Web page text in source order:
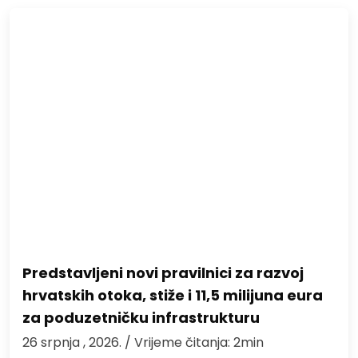
Predstavljeni novi pravilnici za razvoj
hrvatskih otoka, stiže i 11,5 milijuna eura
za poduzetničku infrastrukturu
26 srpnja , 2026. / Vrijeme čitanja: 2min